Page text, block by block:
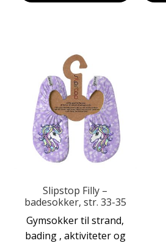
Slipstop Filly –
badesokker, str. 33-35
Gymsokker til strand,
bading , aktiviteter og
Dette
produktet
har